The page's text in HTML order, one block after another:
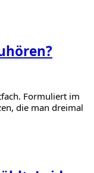
Formuliert im
die man dreimal